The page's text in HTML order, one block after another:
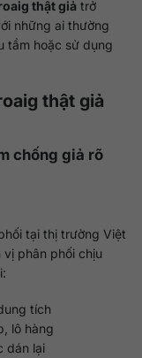
thật giả trở
những ai thường
tầm hoặc sử dụng
thật giả
chống giả rõ
tại thị trường Việt
phân phối chịu
tích
lô hàng
dán lại